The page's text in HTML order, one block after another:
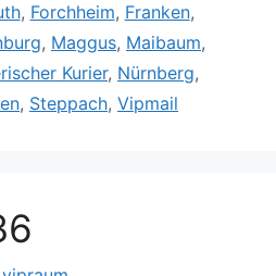
, Forchheim, Franken,
, Maggus, Maibaum,
Kurier, Nürnberg,
, Steppach, Vipmail